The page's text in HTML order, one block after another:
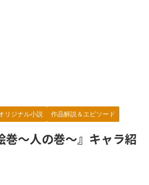
リジナル小説 作品解説＆エピソード
巻～人の巻～』キャラ紹